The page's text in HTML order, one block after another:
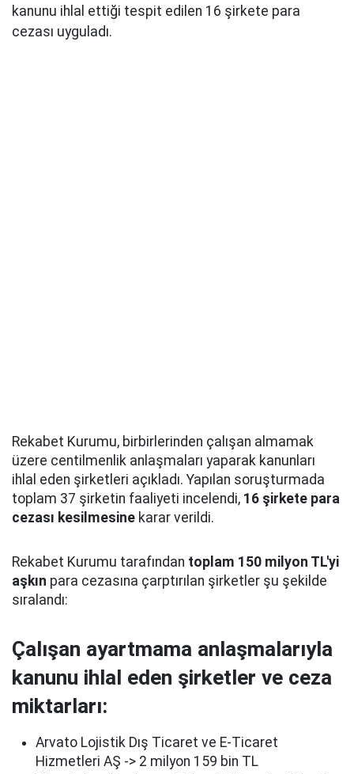
kanunu ihlal ettiği tespit edilen 16 şirkete para
cezası uyguladı.
Rekabet Kurumu, birbirlerinden çalışan almamak
üzere centilmenlik anlaşmaları yaparak kanunları
ihlal eden şirketleri açıkladı. Yapılan soruşturmada
toplam 37 şirketin faaliyeti incelendi, 16 şirkete para
cezası kesilmesine karar verildi.
Rekabet Kurumu tarafından toplam 150 milyon TL'yi
aşkın para cezasına çarptırılan şirketler şu şekilde
sıralandı:
Çalışan ayartmama anlaşmalarıyla
kanunu ihlal eden şirketler ve ceza
miktarları:
Arvato Lojistik Dış Ticaret ve E-Ticaret
Hizmetleri AŞ -> 2 milyon 159 bin TL